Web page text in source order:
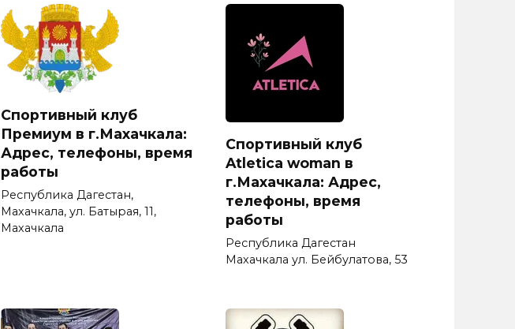
Спортивный клуб
Премиум в г.Махачкала:
Адрес, телефоны, время
работы
Республика Дагестан,
Махачкала, ул. Батырая, 11,
Махачкала
Спортивный клуб
Atletica woman в
г.Махачкала: Адрес,
телефоны, время
работы
Республика Дагестан
Махачкала ул. Бейбулатова, 53